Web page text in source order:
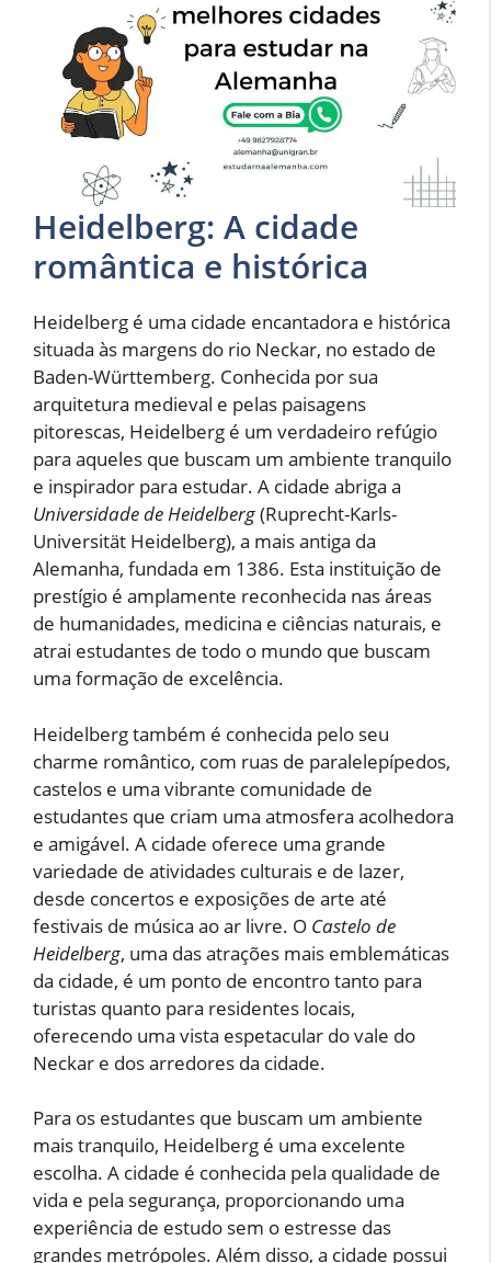
Heidelberg: A cidade
romântica e histórica
Heidelberg é uma cidade encantadora e histórica
situada às margens do rio Neckar, no estado de
Baden-Württemberg. Conhecida por sua
arquitetura medieval e pelas paisagens
pitorescas, Heidelberg é um verdadeiro refúgio
para aqueles que buscam um ambiente tranquilo
e inspirador para estudar. A cidade abriga a
Universidade de Heidelberg(Ruprecht-Karls-
Universität Heidelberg), a mais antiga da
Alemanha, fundada em 1386. Esta instituição de
prestígio é amplamente reconhecida nas áreas
de humanidades, medicina e ciências naturais, e
atrai estudantes de todo o mundo que buscam
uma formação de excelência.
Heidelberg também é conhecida pelo seu
charme romântico, com ruas de paralelepípedos,
castelos e uma vibrante comunidade de
estudantes que criam uma atmosfera acolhedora
e amigável. A cidade oferece uma grande
variedade de atividades culturais e de lazer,
desde concertos e exposições de arte até
festivais de música ao ar livre. O Castelo de
Heidelberg, uma das atrações mais emblemáticas
da cidade, é um ponto de encontro tanto para
turistas quanto para residentes locais,
oferecendo uma vista espetacular do vale do
Neckar e dos arredores da cidade.
Para os estudantes que buscam um ambiente
mais tranquilo, Heidelberg é uma excelente
escolha. A cidade é conhecida pela qualidade de
vida e pela segurança, proporcionando uma
experiência de estudo sem o estresse das
grandes metrópoles. Além disso, a cidade possui